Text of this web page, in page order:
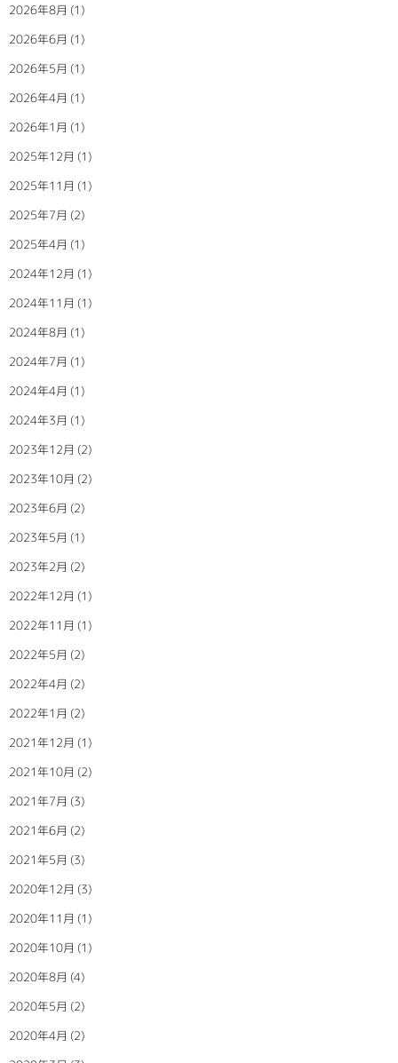
2026年8月 (1)
2026年6月 (1)
2026年5月 (1)
2026年4月 (1)
2026年1月 (1)
2025年12月 (1)
2025年11月 (1)
2025年7月 (2)
2025年4月 (1)
2024年12月 (1)
2024年11月 (1)
2024年8月 (1)
2024年7月 (1)
2024年4月 (1)
2024年3月 (1)
2023年12月 (2)
2023年10月 (2)
2023年6月 (2)
2023年5月 (1)
2023年2月 (2)
2022年12月 (1)
2022年11月 (1)
2022年5月 (2)
2022年4月 (2)
2022年1月 (2)
2021年12月 (1)
2021年10月 (2)
2021年7月 (3)
2021年6月 (2)
2021年5月 (3)
2020年12月 (3)
2020年11月 (1)
2020年10月 (1)
2020年8月 (4)
2020年5月 (2)
2020年4月 (2)